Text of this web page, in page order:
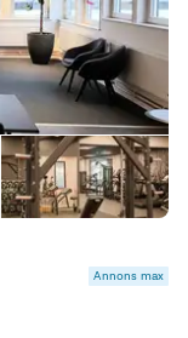
Annons max